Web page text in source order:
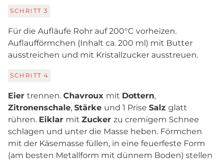
SCHRITT 3
Für die Aufläufe Rohr auf 200°C vorheizen.
Auflaufförmchen (Inhalt ca. 200 ml) mit Butter
ausstreichen und mit Kristallzucker ausstreuen.
SCHRITT 4
Eier trennen. Chavroux mit Dottern,
Zitronenschale, Stärke und 1 Prise Salz glatt
rühren. Eiklar mit Zucker zu cremigem Schnee
schlagen und unter die Masse heben. Förmchen
mit der Käsemasse füllen, in eine feuerfeste Form
(am besten Metallform mit dünnem Boden) stellen